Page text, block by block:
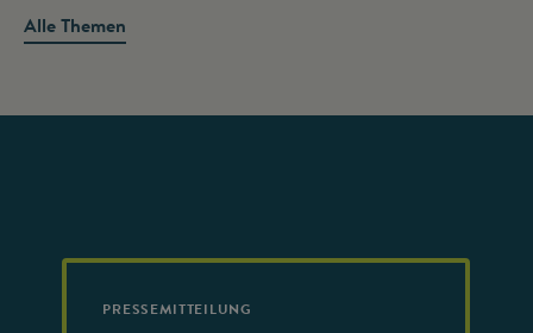
Alle Themen
PRESSEMITTEILUNG